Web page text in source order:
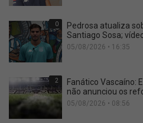
0
Pedrosa atualiza
Santiago Sosa;
05/08/2026 • 16:35
2
Fanático Vascaíno:
não anunciou os
05/08/2026 • 08:56